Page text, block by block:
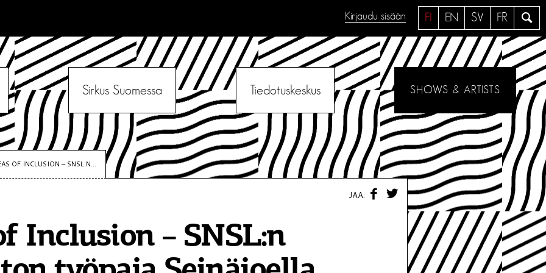
a
e
FI EN SV FR
Kirjaudu sisään
Sirkus Suomessa Tiedotuskeskus SHOWS & ARTISTS
OF INCLUSION – SNSL:N...
Inclusion – SNSL:n
JAA:
F
W